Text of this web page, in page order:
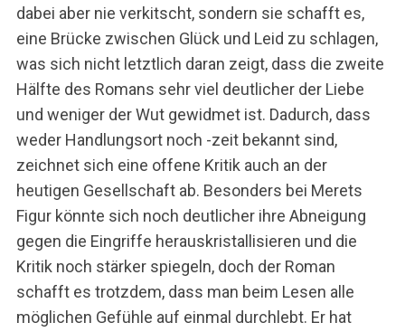
dabei aber nie verkitscht, sondern sie schafft es,
eine Brücke zwischen Glück und Leid zu schlagen,
was sich nicht letztlich daran zeigt, dass die zweite
Hälfte des Romans sehr viel deutlicher der Liebe
und weniger der Wut gewidmet ist. Dadurch, dass
weder Handlungsort noch -zeit bekannt sind,
zeichnet sich eine offene Kritik auch an der
heutigen Gesellschaft ab. Besonders bei Merets
Figur könnte sich noch deutlicher ihre Abneigung
gegen die Eingriffe herauskristallisieren und die
Kritik noch stärker spiegeln, doch der Roman
schafft es trotzdem, dass man beim Lesen alle
möglichen Gefühle auf einmal durchlebt. Er hat